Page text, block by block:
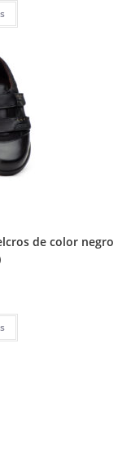
Este
tiene
se
pueden
elegir
en
la
página
de
producto
de color negro
Este
tiene